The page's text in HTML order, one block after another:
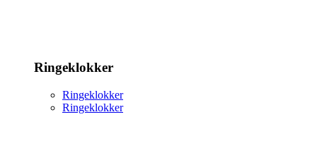
Ringeklokker
Ringeklokker
Ringeklokker